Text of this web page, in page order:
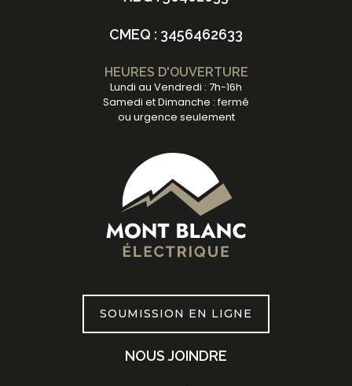
CMEQ : 3456462633
HEURES D'OUVERTURE
Lundi au Vendredi : 7h-16h
Samedi et Dimanche : fermé
ou urgence seulement
SOUMISSION EN LIGNE
NOUS JOINDRE